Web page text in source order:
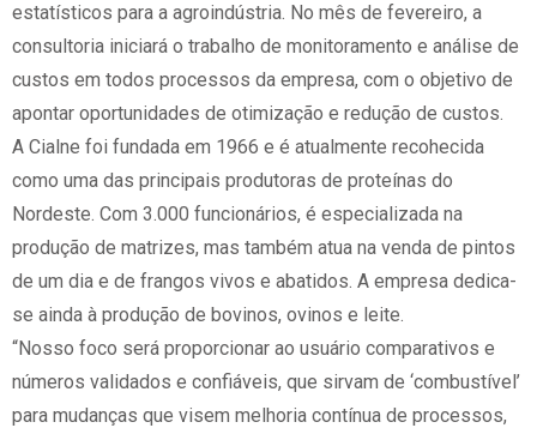
estatísticos para a agroindústria. No mês de fevereiro, a
consultoria iniciará o trabalho de monitoramento e análise de
custos em todos processos da empresa, com o objetivo de
apontar oportunidades de otimização e redução de custos.
A Cialne foi fundada em 1966 e é atualmente recohecida
como uma das principais produtoras de proteínas do
Nordeste. Com 3.000 funcionários, é especializada na
produção de matrizes, mas também atua na venda de pintos
de um dia e de frangos vivos e abatidos. A empresa dedica-
se ainda à produção de bovinos, ovinos e leite.
“Nosso foco será proporcionar ao usuário comparativos e
números validados e confiáveis, que sirvam de ‘combustível’
para mudanças que visem melhoria contínua de processos,